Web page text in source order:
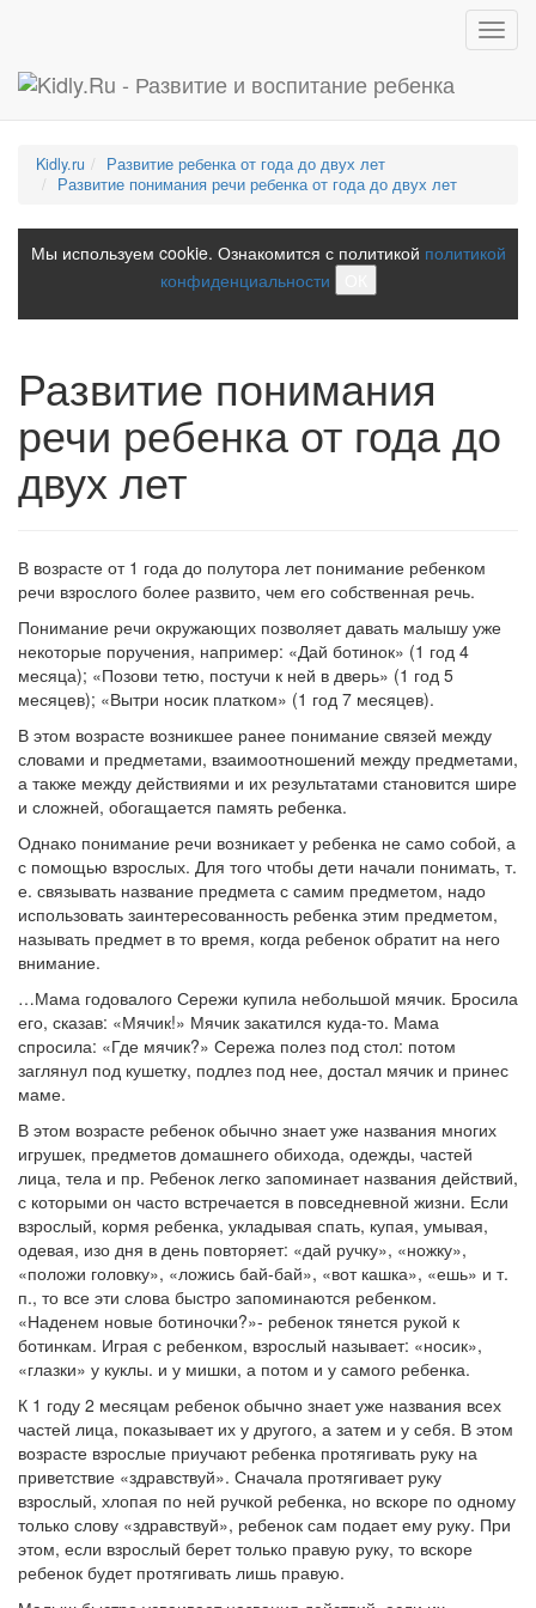
Kidly.ru
Развитие ребенка от года до двух лет
Развитие понимания речи ребенка от года до двух лет
Мы используем cookie. Ознакомится с политикой политикой
конфиденциальности
Развитие понимания
речи ребенка от года до
двух лет
В возрасте от 1 года до полутора лет понимание ребенком
речи взрослого более развито, чем его собственная речь.
Понимание речи окружающих позволяет давать малышу уже
некоторые поручения, например: «Дай ботинок» (1 год 4
месяца); «Позови тетю, постучи к ней в дверь» (1 год 5
месяцев); «Вытри носик платком» (1 год 7 месяцев).
В этом возрасте возникшее ранее понимание связей между
словами и предметами, взаимоотношений между предметами,
а также между действиями и их результатами становится шире
и сложней, обогащается память ребенка.
Однако понимание речи возникает у ребенка не само собой, а
с помощью взрослых. Для того чтобы дети начали понимать, т.
е. связывать название предмета с самим предметом, надо
использовать заинтересованность ребенка этим предметом,
называть предмет в то время, когда ребенок обратит на него
внимание.
…Мама годовалого Сережи купила небольшой мячик. Бросила
его, сказав: «Мячик!» Мячик закатился куда-то. Мама
спросила: «Где мячик?» Сережа полез под стол: потом
заглянул под кушетку, подлез под нее, достал мячик и принес
маме.
В этом возрасте ребенок обычно знает уже названия многих
игрушек, предметов домашнего обихода, одежды, частей
лица, тела и пр. Ребенок легко запоминает названия действий,
с которыми он часто встречается в повседневной жизни. Если
взрослый, кормя ребенка, укладывая спать, купая, умывая,
одевая, изо дня в день повторяет: «дай ручку», «ножку»,
«положи головку», «ложись бай-бай», «вот кашка», «ешь» и т.
п., то все эти слова быстро запоминаются ребенком.
«Наденем новые ботиночки?»- ребенок тянется рукой к
ботинкам. Играя с ребенком, взрослый называет: «носик»,
«глазки» у куклы. и у мишки, а потом и у самого ребенка.
К 1 году 2 месяцам ребенок обычно знает уже названия всех
частей лица, показывает их у другого, а затем и у себя. В этом
возрасте взрослые приучают ребенка протягивать руку на
приветствие «здравствуй». Сначала протягивает руку
взрослый, хлопая по ней ручкой ребенка, но вскоре по одному
только слову «здравствуй», ребенок сам подает ему руку. При
этом, если взрослый берет только правую руку, то вскоре
ребенок будет протягивать лишь правую.